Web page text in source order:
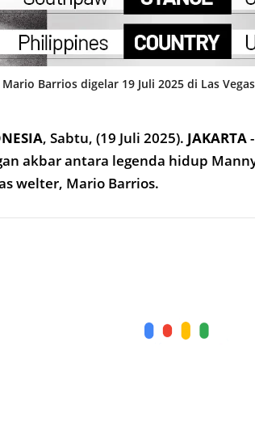
Barrios digelar 19 Juli 2025 di Las
, Sabtu, (19 Juli 2025). JAKARTA
akbar antara legenda hidup
welter, Mario Barrios.